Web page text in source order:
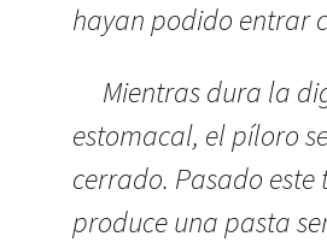
hayan podido entrar
Mientras dura la
estomacal, el píloro
cerrado. Pasado este
produce una pasta